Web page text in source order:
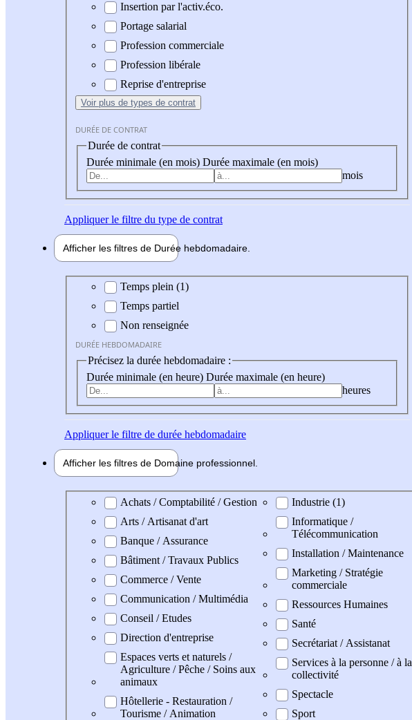
Insertion par l'activ.éco.
Portage salarial
Profession commerciale
Profession libérale
Reprise d'entreprise
Voir plus de types de contrat
DURÉE DE CONTRAT
Durée de contrat
Durée minimale (en mois) Durée maximale (en mois)
mois
Appliquerle filtre du type de contrat
Afficher les filtres de Durée hebdomadaire
Durée hebdomadaire
Temps plein (1)
Temps partiel
Non renseignée
DURÉE HEBDOMADAIRE
Précisez la durée hebdomadaire :
Durée minimale (en heure) Durée maximale (en heure)
heures
Appliquerle filtre de durée hebdomadaire
Afficher les filtres de Domaine professionnel
Domaine professionel
Achats / Comptabilité / Gestion
Arts / Artisanat d'art
Banque / Assurance
Bâtiment / Travaux Publics
Commerce / Vente
Communication / Multimédia
Conseil / Etudes
Direction d'entreprise
Espaces verts et naturels /
Agriculture / Pêche / Soins aux
animaux
Hôtellerie - Restauration /
Tourisme / Animation
Industrie (1)
Informatique /
Télécommunication
Installation / Maintenance
Marketing / Stratégie
commerciale
Ressources Humaines
Santé
Secrétariat / Assistanat
Services à la personne / à la
collectivité
Spectacle
Sport